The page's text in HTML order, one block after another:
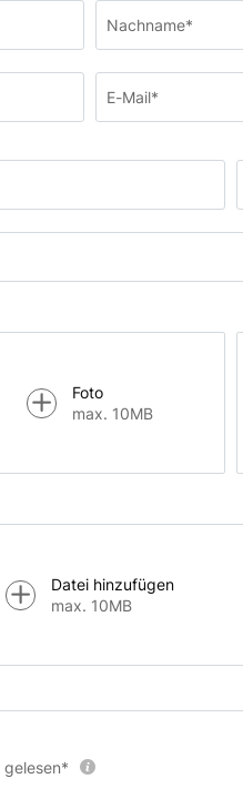
Nachname*
E-Mail*
Foto
max. 10MB
Datei hinzufügen
max. 10MB
gelesen*